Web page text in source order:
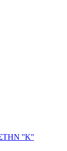
''Κ''